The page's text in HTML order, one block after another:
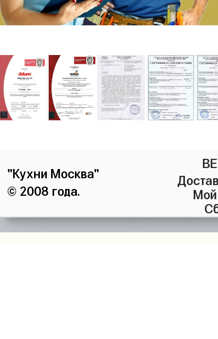
"Кухни Москва"
© 2008 года.